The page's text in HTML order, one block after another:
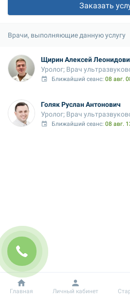
Заказать
Врачи, выполняющие данную услугу
Щирин Алексей
Уролог; Врач
Ближайший сеанс: 08 авг.
Голяк Руслан Антонович
Уролог; Врач
Ближайший сеанс: 08 авг.
Добробут Информация
Главная Личный кабинет